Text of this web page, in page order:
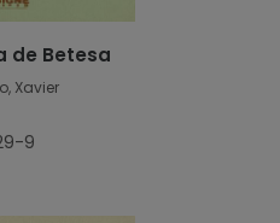
de Betesa
Xavier
9